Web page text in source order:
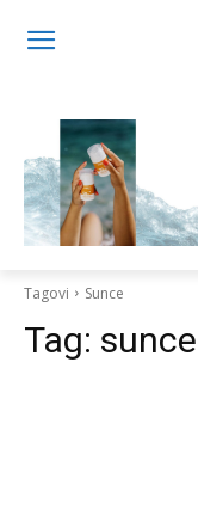
Tagovi Sunce
Tag: sunce